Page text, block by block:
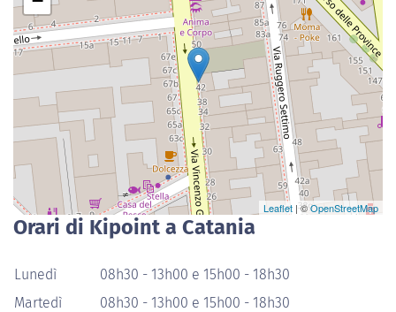
Leaflet | ©OpenStreetMap
Orari di Kipoint a Catania
Lunedì
08h30 - 13h00 e 15h00 - 18h30
Martedì
08h30 - 13h00 e 15h00 - 18h30